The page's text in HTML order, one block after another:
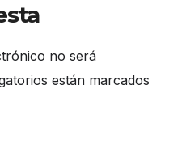
no será
están marcados